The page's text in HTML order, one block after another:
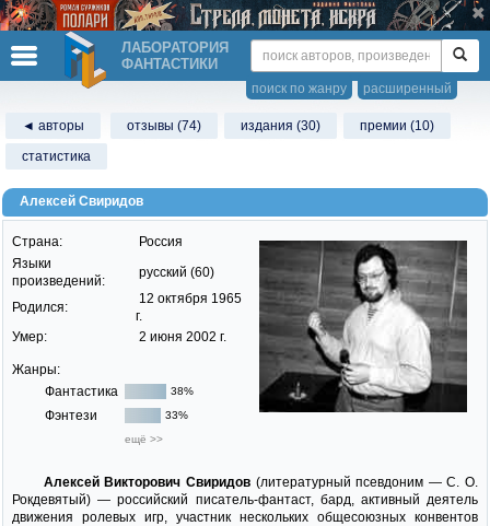
ЛАБОРАТОРИЯ
ФАНТАСТИКИ
расширенный
поиск по жанру
◄ авторы отзывы (74) издания (30)
премии (10)
статистика
Алексей Свиридов
Страна:
Россия
Языки
произведений:
русский (60)
Родился:
12 октября 1965
г.
Умер:
2 июня 2002 г.
Жанры:
Фантастика
38%
Фэнтези
33%
ещё >>
Алексей Викторович Свиридов (литературный псевдоним — С. О.
Рокдевятый) — российский писатель-фантаст, бард, активный деятель
движения ролевых игр, участник нескольких общесоюзных конвентов